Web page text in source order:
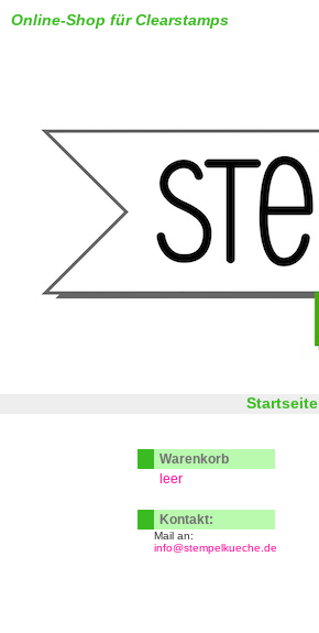
Online-Shop für Clearstamps
Startseite
Warenkorb
leer
Kontakt:
Mail an:
info@stempelkueche.de